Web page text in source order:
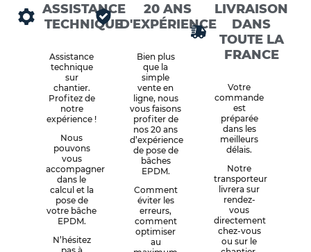
ASSISTANCE
TECHNIQUE
Assistance
technique
sur
chantier.
Profitez de
notre
expérience !
Nous
pouvons
vous
accompagner
dans le
calcul et la
pose de
votre bâche
EPDM.
N’hésitez
20 ANS
D'EXPÉRIENCE
Bien plus
que la
simple
vente en
ligne, nous
vous faisons
profiter de
nos 20 ans
d’expérience
de pose de
bâches
EPDM.
Comment
éviter les
erreurs,
comment
optimiser
au
LIVRAISON
DANS
TOUTE LA
FRANCE
Votre
commande
est
préparée
dans les
meilleurs
délais.
Notre
transporteur
livrera sur
rendez-
vous
directement
chez-vous
ou sur le